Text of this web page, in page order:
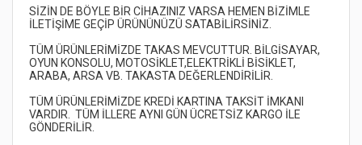
SİZİN DE BÖYLE BİR CİHAZINIZ VARSA HEMEN BİZİMLE
TÜM ÜRÜNLERİMİZDE TAKAS MEVCUTTUR. BİLGİSAYAR,
OYUN KONSOLU, MOTOSİKLET,ELEKTRİKLİ BİSİKLET,
TÜM ÜRÜNLERİMİZDE KREDİ KARTINA TAKSİT İMKANI
VARDIR.  TÜM İLLERE AYNI GÜN ÜCRETSİZ KARGO İLE